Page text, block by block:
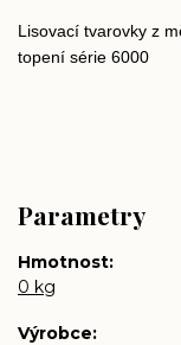
Lisovací tvarovky z
topení série 6000
Parametry
Hmotnost
0 kg
Výrobce